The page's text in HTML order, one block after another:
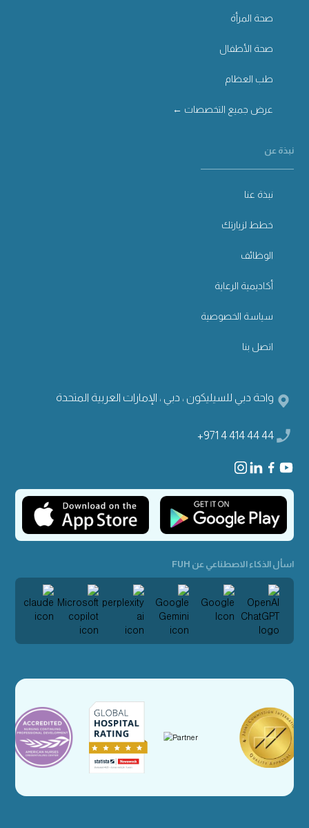
صحة المرأة
صحة الأطفال
طب العظام
عرض جميع التخصصات ←
نبذة عن
نبذة عنا
خطط لزيارتك
الوظائف
أكاديمية الرعاية
سياسة الخصوصية
اتصل بنا
واحة دبي للسيليكون ، دبي ، الإمارات العربية المتحدة
+971 4 414 44 44
اسأل الذكاء الاصطناعي عن FUH